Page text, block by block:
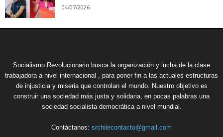
04/07/2026
Socialismo Revolucionario busca la organización y lucha de la clase
trabajadora a nivel internacional , para poner fin a las actuales estructuras
de injusticia y miseria que controlan el mundo. Nuestro objetivo es
construir una sociedad más justa y solidaria, en pocas palabras una
sociedad socialista democrática a nivel mundial.
Contáctanos: srchilecontacto@gmail.com